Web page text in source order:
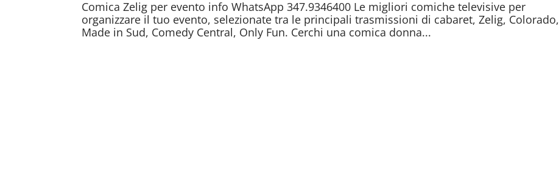
Comica Zelig per evento info WhatsApp 347.9346400 Le migliori comiche televisive per
organizzare il tuo evento, selezionate tra le principali trasmissioni di cabaret, Zelig, Colorado,
Made in Sud, Comedy Central, Only Fun. Cerchi una comica donna...